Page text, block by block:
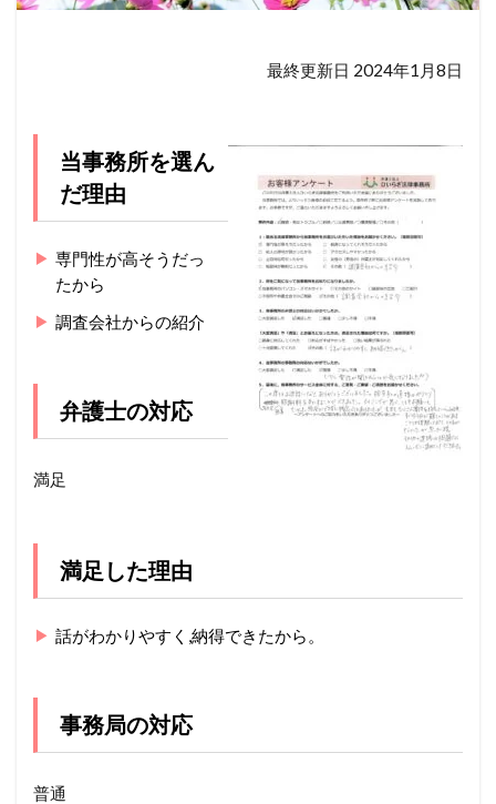
最終更新日 2024年1月8日
当事務所を選ん
だ理由
専門性が高そうだっ
たから
調査会社からの紹介
弁護士の対応
満足
満足した理由
話がわかりやすく,納得できたから。
事務局の対応
普通